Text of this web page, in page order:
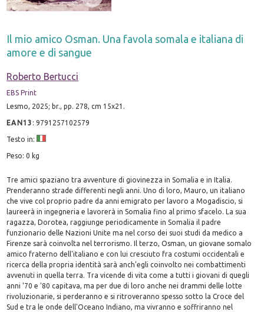
Il mio amico Osman. Una favola somala e italiana di
amore e di sangue
Roberto Bertucci
EBS Print
Lesmo, 2025; br., pp. 278, cm 15x21.
EAN13 :9791257102579
Testo in:
Peso: 0 kg
Tre amici spaziano tra avventure di giovinezza in Somalia e in Italia.
Prenderanno strade differenti negli anni. Uno di loro, Mauro, un italiano
che vive col proprio padre da anni emigrato per lavoro a Mogadiscio, si
laureerà in ingegneria e lavorerà in Somalia fino al primo sfacelo. La sua
ragazza, Dorotea, raggiunge periodicamente in Somalia il padre
funzionario delle Nazioni Unite ma nel corso dei suoi studi da medico a
Firenze sarà coinvolta nel terrorismo. Il terzo, Osman, un giovane somalo
amico fraterno dell'italiano e con lui cresciuto fra costumi occidentali e
ricerca della propria identità sarà anch'egli coinvolto nei combattimenti
avvenuti in quella terra. Tra vicende di vita come a tutti i giovani di quegli
anni '70 e '80 capitava, ma per due di loro anche nei drammi delle lotte
rivoluzionarie, si perderanno e si ritroveranno spesso sotto la Croce del
Sud e tra le onde dell'Oceano Indiano, ma vivranno e soffriranno nel